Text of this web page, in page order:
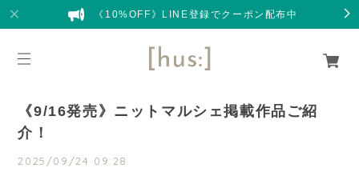
《10%OFF》LINE登録でクーポン配布中
《9/16発売》ニットマルシェ掲載作品ご紹
介！
2025/09/24 09:28